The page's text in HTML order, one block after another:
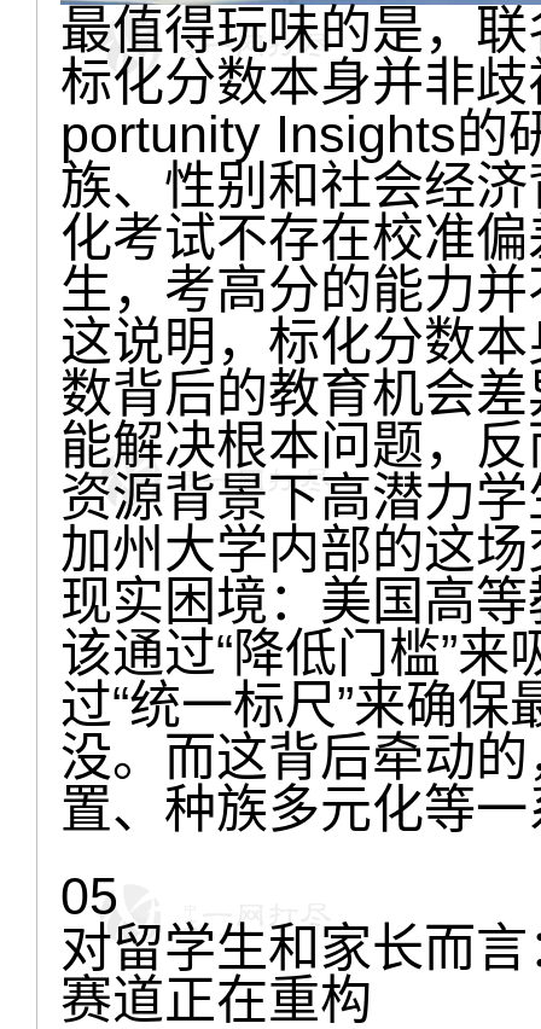
最值得玩味的是，
标化分数本身并非
portunity Insights的
族、性别和社会经
化考试不存在校准
生，考高分的能力
这说明，标化分数
数背后的教育机会差
能解决根本问题，
资源背景下高潜力
加州大学内部的这
现实困境：美国高
该通过“降低门槛”
过“统一标尺”来确
没。而这背后牵动
置、种族多元化等
05
对留学生和家长而言
赛道正在重构